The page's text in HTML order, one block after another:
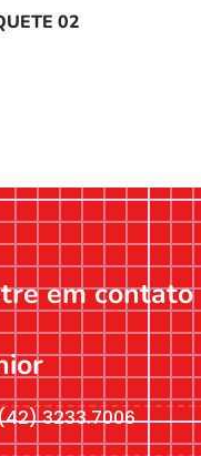
02
em contato
3233.7006